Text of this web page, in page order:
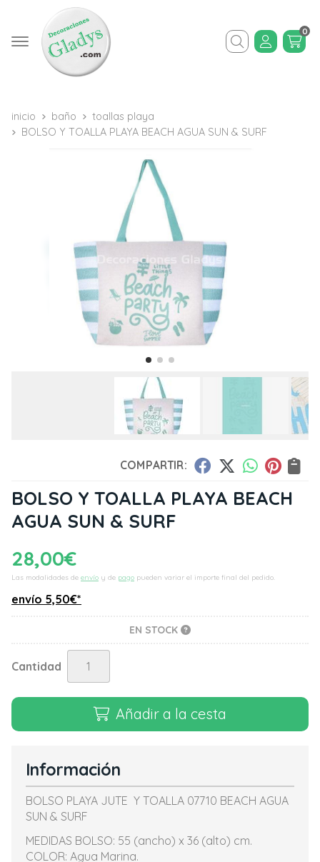
Buscar
0
inicio baño
toallas playa
BOLSO Y TOALLA PLAYA BEACH AGUA SUN & SURF
COMPARTIR:
BOLSO Y TOALLA PLAYA BEACH
AGUA SUN & SURF
28,00€
Las modalidades de envío y de pago pueden variar el importe final del pedido.
envío 5,50€*
EN STOCK
Cantidad
Añadir a la cesta
Información
BOLSO PLAYA JUTE Y TOALLA 07710 BEACH AGUA
SUN & SURF
MEDIDAS BOLSO: 55 (ancho) x 36 (alto) cm.
COLOR: Agua Marina.